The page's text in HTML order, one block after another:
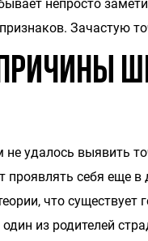
непросто
Зачастую
не удалось выявить
проявлять себя еще
что существует
из родителей